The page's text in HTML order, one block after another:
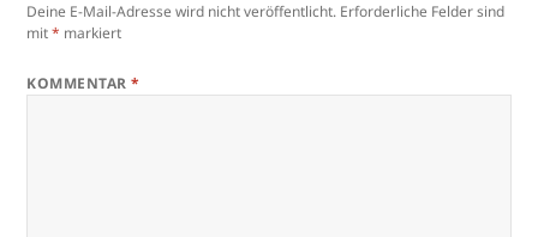
Deine E-Mail-Adresse wird nicht veröffentlicht. Erforderliche Felder sind
mit* markiert
KOMMENTAR*